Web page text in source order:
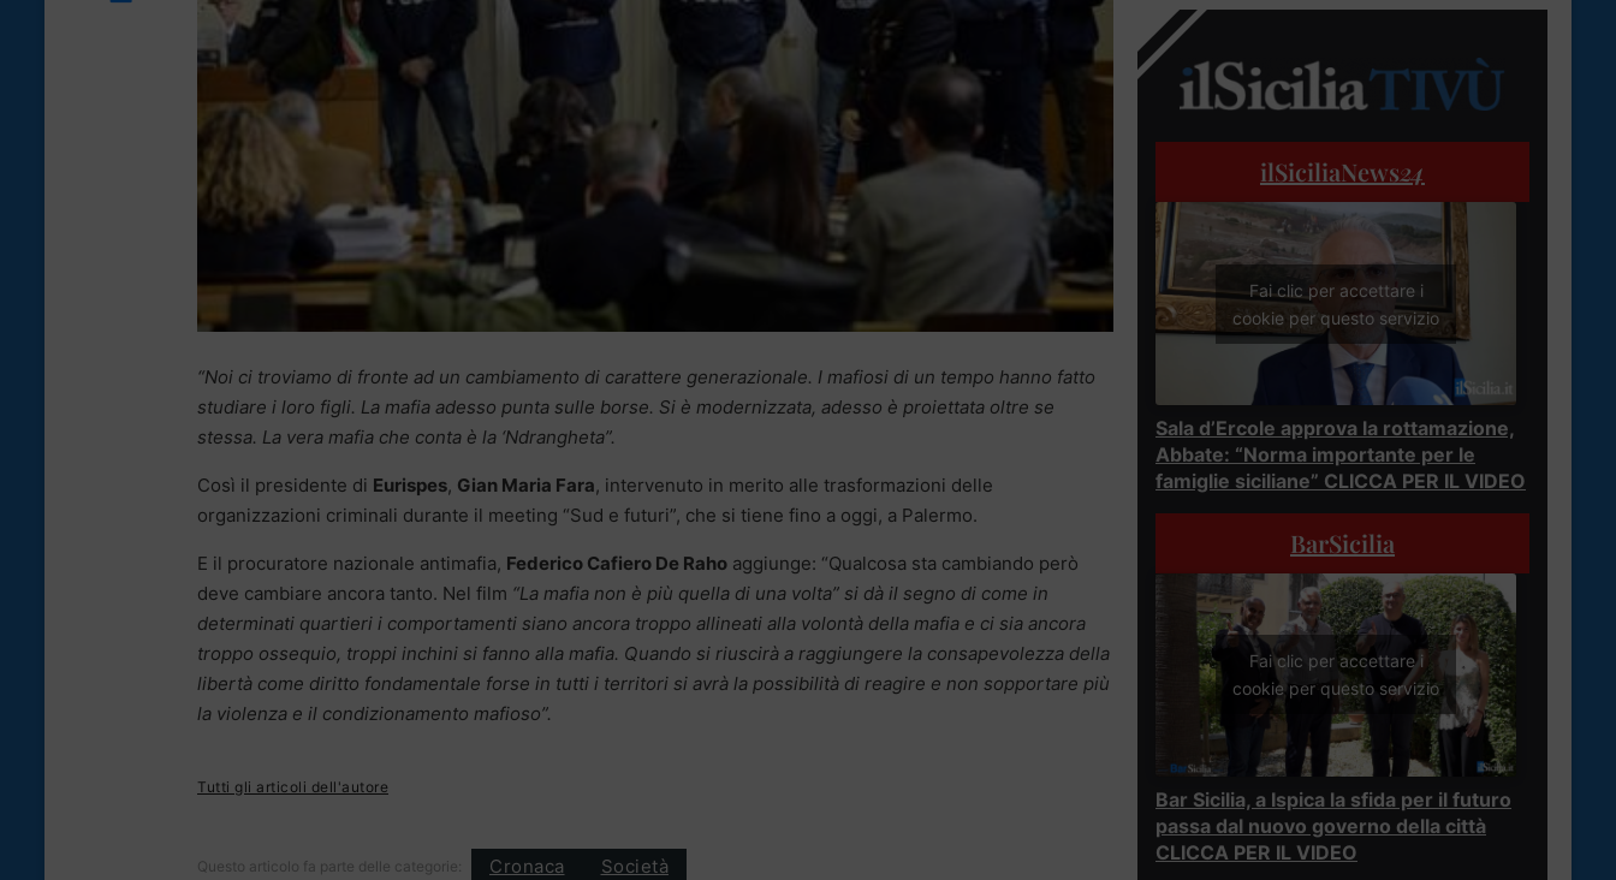
“Noi ci troviamo di fronte ad un cambiamento di carattere generazionale. I mafiosi di un tempo hanno fatto
studiare i loro figli. La mafia adesso punta sulle borse. Si è modernizzata, adesso è proiettata oltre se
stessa. La vera mafia che conta è la ‘Ndrangheta”.
Così il presidente di Eurispes, Gian Maria Fara, intervenuto in merito alle trasformazioni delle
organizzazioni criminali durante il meeting “Sud e futuri”, che si tiene fino a oggi, a Palermo.
E il procuratore nazionale antimafia, Federico Cafiero De Raho aggiunge: “Qualcosa sta cambiando però
deve cambiare ancora tanto. Nel film “La mafia non è più quella di una volta” si dà il segno di come in
determinati quartieri i comportamenti siano ancora troppo allineati alla volontà della mafia e ci sia ancora
troppo ossequio, troppi inchini si fanno alla mafia. Quando si riuscirà a raggiungere la consapevolezza della
libertà come diritto fondamentale forse in tutti i territori si avrà la possibilità di reagire e non sopportare più
la violenza e il condizionamento mafioso”.
Tutti gli articoli dell'autore
Questo articolo fa parte delle categorie: Cronaca Società
ilSiciliaNews24
Fai clic per accettare i
cookie per questo servizio
Sala d’Ercole approva la rottamazione,
Abbate: “Norma importante per le
famiglie siciliane” CLICCA PER IL VIDEO
BarSicilia
Fai clic per accettare i
cookie per questo servizio
Bar Sicilia, a Ispica la sfida per il futuro
passa dal nuovo governo della città
CLICCA PER IL VIDEO